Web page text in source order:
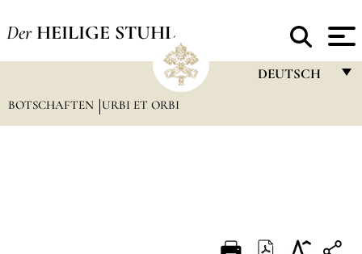
Der HEILIGE STUHL
DEUTSCH
BOTSCHAFTEN URBI ET ORBI